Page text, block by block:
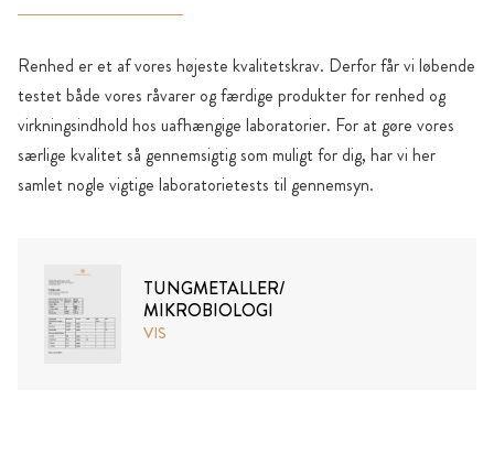
Renhed er et af vores højeste kvalitetskrav. Derfor får vi løbende
testet både vores råvarer og færdige produkter for renhed og
virkningsindhold hos uafhængige laboratorier. For at gøre vores
særlige kvalitet så gennemsigtig som muligt for dig, har vi her
samlet nogle vigtige laboratorietests til gennemsyn.
TUNGMETALLER/
MIKROBIOLOGI
VIS